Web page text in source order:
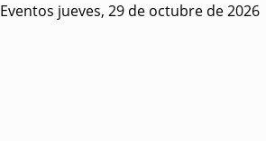
Eventos jueves, 29 de octubre de 2026